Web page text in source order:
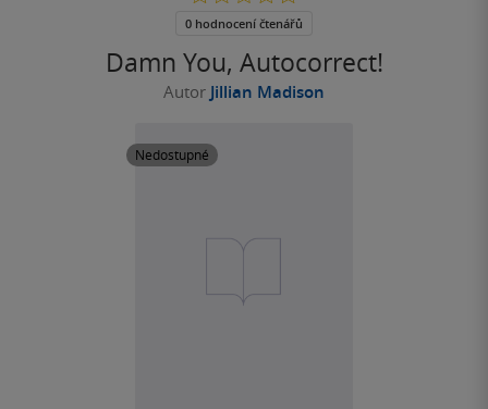
Damn You, Autocorrect!
Autor Jillian Madison
Nedostupné
5
0 hodnocení čtenářů